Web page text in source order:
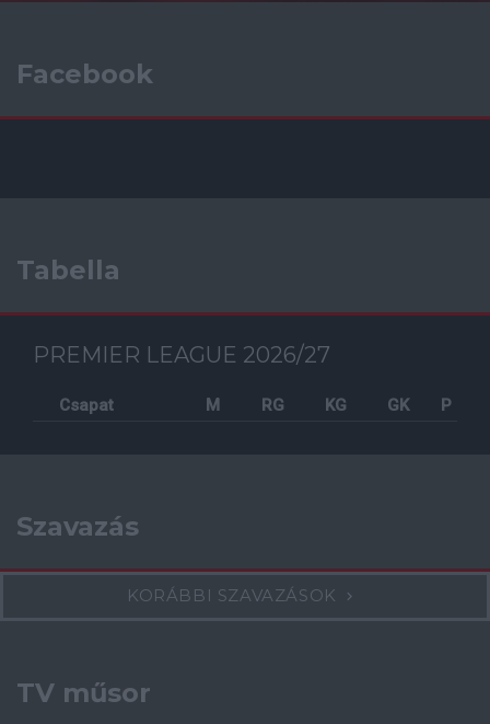
Facebook
Tabella
PREMIER LEAGUE 2026/27
Csapat M RG KG GK P
Szavazás
KORÁBBI SZAVAZÁSOK
TV műsor